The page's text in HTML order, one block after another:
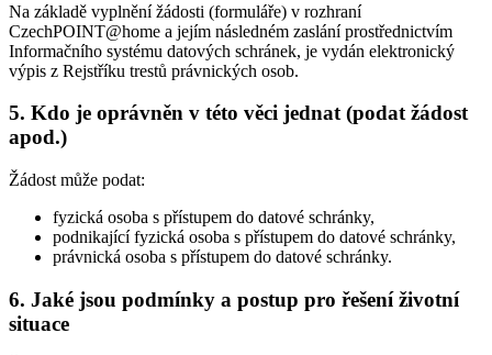
Na základě vyplnění žádosti (formuláře) v rozhraní
CzechPOINT@home a jejím následném zaslání prostřednictvím
Informačního systému datových schránek, je vydán elektronický
výpis z Rejstříku trestů právnických osob.
5. Kdo je oprávněn v této věci jednat (podat žádost
apod.)
Žádost může podat:
fyzická osoba s přístupem do datové schránky,
podnikající fyzická osoba s přístupem do datové schránky,
právnická osoba s přístupem do datové schránky.
6. Jaké jsou podmínky a postup pro řešení životní
situace